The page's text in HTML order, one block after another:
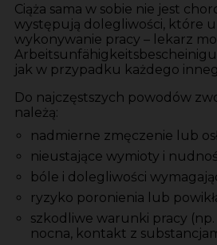
Ciąża sama w sobie nie jest
występują dolegliwości, które
wykonywanie pracy – lekarz
jak w przypadku każdego
Do najczęstszych powodów
należą:
nadmierne zmęczenie lub
nieustające wymioty i
bóle i dolegliwości
ryzyko poronienia lub
szkodliwe warunki pracy (np.
nocna, kontakt z